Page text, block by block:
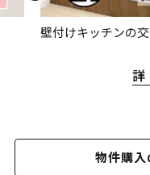
壁付けキッチンの
物件購